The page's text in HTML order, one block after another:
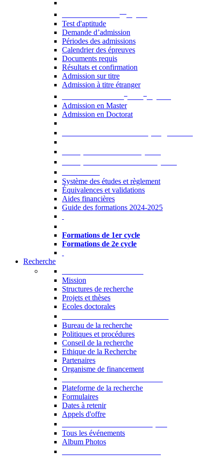
Test d'aptitude
Demande d’admission
Périodes des admissions
Calendrier des épreuves
Documents requis
Résultats et confirmation
Admission sur titre
Admission à titre étranger
Admission en Master
Admission en Doctorat
Système des études et règlement
Équivalences et validations
Aides financières
Guide des formations 2024-2025
Formations de 1er cycle
Formations de 2e cycle
Recherche
Mission
Structures de recherche
Projets et thèses
Ecoles doctorales
Bureau de la recherche
Politiques et procédures
Conseil de la recherche
Ethique de la Recherche
Partenaires
Organisme de financement
Plateforme de la recherche
Formulaires
Dates à retenir
Appels d'offre
Tous les événements
Album Photos